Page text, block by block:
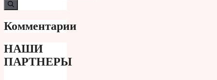
Комментарии
НАШИ
ПАРТНЕРЫ